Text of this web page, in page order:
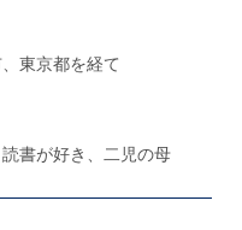
東京都を経て
書が好き、二児の母